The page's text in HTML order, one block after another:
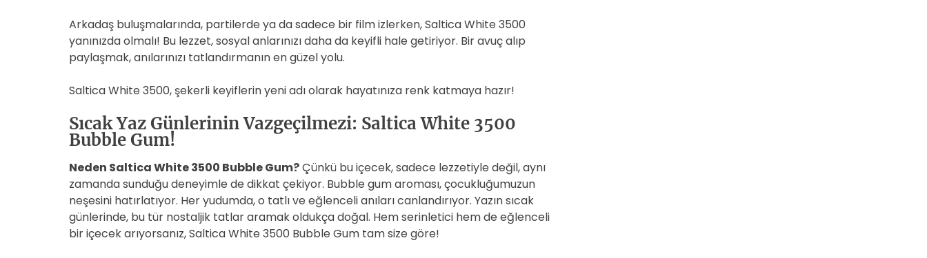
Arkadaş buluşmalarında, partilerde ya da sadece bir film izlerken, Saltica White 3500
yanınızda olmalı! Bu lezzet, sosyal anlarınızı daha da keyifli hale getiriyor. Bir avuç alıp
paylaşmak, anılarınızı tatlandırmanın en güzel yolu.
Saltica White 3500, şekerli keyiflerin yeni adı olarak hayatınıza renk katmaya hazır!
Sıcak Yaz Günlerinin Vazgeçilmezi: Saltica White 3500
Bubble Gum!
Neden Saltica White 3500 Bubble Gum?Çünkü bu içecek, sadece lezzetiyle değil, aynı
zamanda sunduğu deneyimle de dikkat çekiyor. Bubble gum aroması, çocukluğumuzun
neşesini hatırlatıyor. Her yudumda, o tatlı ve eğlenceli anıları canlandırıyor. Yazın sıcak
günlerinde, bu tür nostaljik tatlar aramak oldukça doğal. Hem serinletici hem de eğlenceli
bir içecek arıyorsanız, Saltica White 3500 Bubble Gum tam size göre!